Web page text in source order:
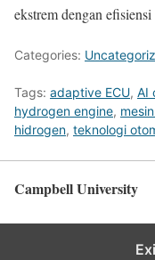
ekstrem dengan
Categories:
Tags: adaptive ECU, AI
hydrogen engine,
hidrogen, teknologi
Campbell University